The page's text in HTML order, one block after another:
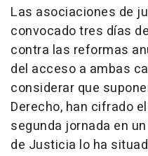
Las asociaciones de
convocado tres días
contra las reformas
del acceso a ambas
considerar que
Derecho, han cifrado
segunda jornada en
de Justicia lo ha